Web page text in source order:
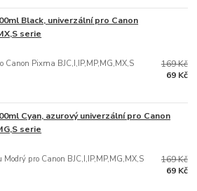
Black, univerzální pro Canon
serie
Pixma BJC,I,IP,MP,MG,MX,S
169 Kč
69 Kč
Cyan, azurový univerzální pro Canon
serie
pro Canon BJC,I,IP,MP,MG,MX,S
169 Kč
69 Kč